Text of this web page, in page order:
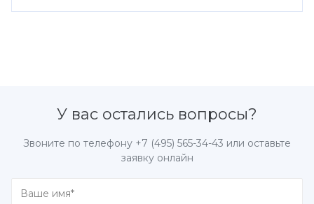
У вас остались вопросы?
Звоните по телефону +7 (495) 565-34-43 или оставьте
заявку онлайн